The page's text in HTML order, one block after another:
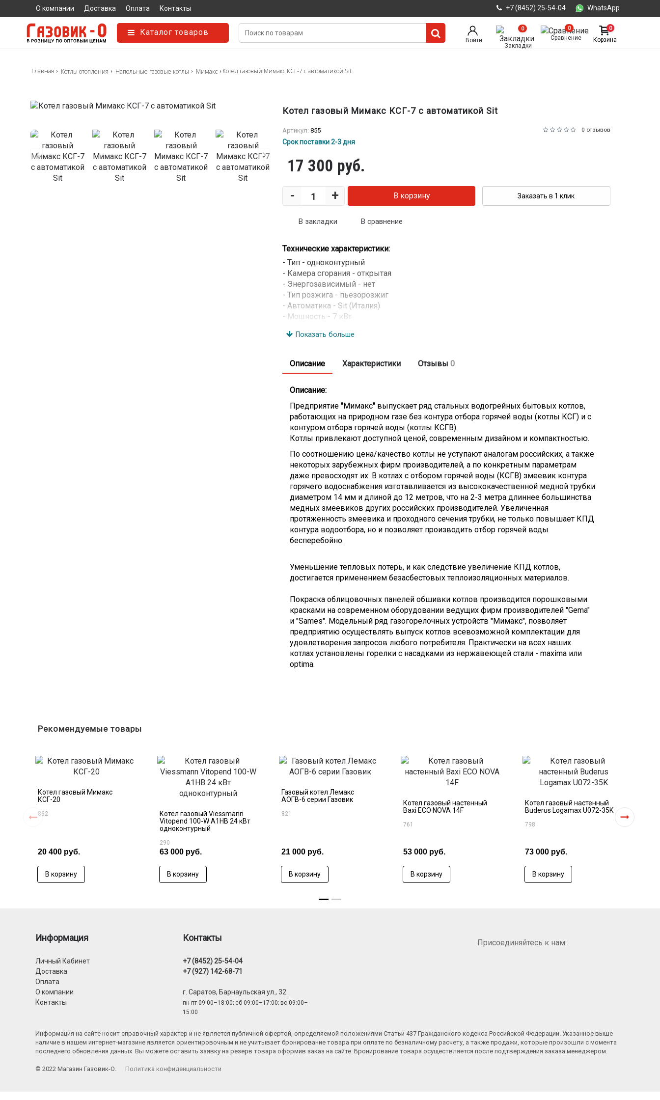
О компании Доставка Оплата Контакты +7 (8452) 25-54-04 WhatsApp
Каталог товаров
Войти
0
Закладки
0
Сравнение
0
Корзина
Главная Котлы отопления Напольные газовые котлы Мимакс Котел газовый Мимакс КСГ-7 с автоматикой Sit
Котел газовый Мимакс КСГ-7 с автоматикой Sit
0 отзывов
Артикул: 855
Срок поставки 2-3 дня
17 300 руб.
- + В корзину Заказать в 1 клик
В закладки В сравнение
Технические характеристики:
- Тип - одноконтурный
- Камера сгорания - открытая
- Энергозависимый - нет
- Тип розжига - пьезорозжиг
- Автоматика - Sit (Италия)
- Мощность - 7 кВт
- Теплообменник - стальной
- Диапазон регулирования температуры - 50-90 град.C
- КПД - 85-87%
- Диаметр патрубка системы газоснабжения - G 1/2 дюйма
- Диаметр патрубка системы отопления - G 1 1/2 дюйма
- Габариты (ВхШхГ) - 650x300x490 мм
- Вес - 44 кг
Показать больше
Описание Характеристики Отзывы 0
Описание:
Предприятие "Мимакс" выпускает ряд стальных водогрейных бытовых котлов,
работающих на природном газе без контура отбора горячей воды (котлы КСГ) и с
контуром отбора горячей воды (котлы КСГВ).
Котлы привлекают доступной ценой, современным дизайном и компактностью.
По соотношению цена/качество котлы не уступают аналогам российских, а также
некоторых зарубежных фирм производителей, а по конкретным параметрам
даже превосходят их. В котлах с отбором горячей воды (КСГВ) змеевик контура
горячего водоснабжения изготавливается из высококачественной медной трубки
диаметром 14 мм и длиной до 12 метров, что на 2-3 метра длиннее большинства
медных змеевиков других российских производителей. Увеличенная
протяженность змеевика и проходного сечения трубки, не только повышает КПД
контура водоотбора, но и позволяет производить отбор горячей воды
бесперебойно.
Уменьшение тепловых потерь, и как следствие увеличение КПД котлов,
достигается применением безасбестовых теплоизоляционных материалов.
Покраска облицовочных панелей обшивки котлов производится порошковыми
красками на современном оборудовании ведущих фирм производителей "Gema"
и "Sames". Модельный ряд газогорелочных устройств "Мимакс", позволяет
предприятию осуществлять выпуск котлов всевозможной комплектации для
удовлетворения запросов любого потребителя. Практически на всех наших
котлах установлены горелки с насадками из нержавеющей стали - maxima или
optima.
Рекомендуемые товары
Котел газовый Мимакс
КСГ-20
862
20 400 руб.
В корзину
Котел газовый Viessmann
Vitopend 100-W A1HB 24 кВт
одноконтурный
290
63 000 руб.
В корзину
Газовый котел Лемакс
АОГВ-6 серии Газовик
821
21 000 руб.
В корзину
Котел газовый настенный
Baxi ECO NOVA 14F
761
53 000 руб.
В корзину
Котел газовый настенный
Buderus Logamax U072-35K
798
73 000 руб.
В корзину
Информация
Личный Кабинет
Доставка
Оплата
О компании
Контакты
Контакты
+7 (8452) 25-54-04
+7 (927) 142-68-71
г. Саратов, Барнаульская ул., 32.
пн-пт 09:00–18:00; сб 09:00–17:00; вс 09:00–
15:00
Присоединяйтесь к нам:
Информация на сайте носит справочный характер и не является публичной офертой, определяемой положениями Статьи 437 Гражданского кодекса Российской Федерации. Указанное выше
наличие в нашем интернет-магазине является ориентировочным и не учитывает бронирование товара при оплате по безналичному расчету, а также продажи, которые произошли с момента
последнего обновления данных. Вы можете оставить заявку на резерв товара оформив заказ на сайте. Бронирование товара осуществляется после подтверждения заказа менеджером.
© 2022 Магазин Газовик-О. Политика конфиденциальности